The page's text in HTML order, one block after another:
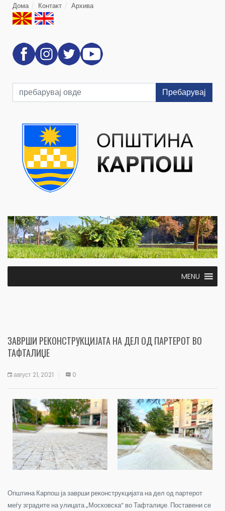
Дома Контакт Архива
Пребарувај
MENU
ЗАВРШИ РЕКОНСТРУКЦИЈАТА НА ДЕЛ ОД ПАРТЕРОТ ВО
ТАФТАЛИЏЕ
август 21, 2021 0
Општина Карпош ја заврши реконструкцијата на дел од партерот
меѓу зградите на улицата „Московска“ во Тафталиџе. Поставени се